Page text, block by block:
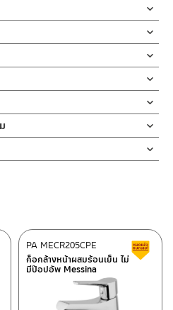
งได้PILOT ผลิตจากทองเหลืองชุบ
40 ซม. หัวก๊อก 2 ระบบ ก้านเปิด-
เหลืองออกแบบสไตล์ร่วมสมัย รับ
การใช้งาน
ครัว งวงก๊อกสามารถดึงปากก๊อก
และสะอาดมากขึ้น ปากก๊อกปรับระบบ
ารถใช้ได้ทั้งระบบสเปรย์ฉีดล้าง และ
ป็นการยืนยันความคงทนของวาล์วน้ำ
ยุการใช้งาน
ษทราย เศษท่อ ออกจากท่อน้ำก่อนติด
ากท่อนาน 1 นาที เพื่อให้แรงน้ำพัด
มิเช่นนั้นสิ่งสกปรกจะเข้าไปภายใน
กตรวจพบเศษละอองต่างๆในสินค้า
ฑ์
อื่น ๆ นอกจากการใช้งานปกติ เช่นไม่
ผ้านุ่มๆชุบน้ำหมาดๆแล้วเช็ดให้แห้ง
นการทำความสะอาด เนื่องจากผิว
ายให้เกิดขึ้นกับผิวของสินค้าได้
คลิกที่นี่<<
คลิกที่นี่<<
Staff
สินค้าลดราคา เคลียร์สต็อก
ก็อกล้างหน้าผสมร้อนเย็น ไม่
มีป๊อปอัพ Messina
PA MECR205CPE